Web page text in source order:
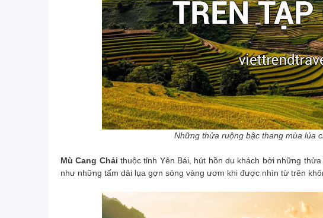
Những thửa ruộng bậc thang mùa lúa
Mù Cang Chải thuộc tỉnh Yên Bái, hút hồn du khách bởi những
như những tấm dải lụa gợn sóng vàng ươm khi được nhìn từ trên